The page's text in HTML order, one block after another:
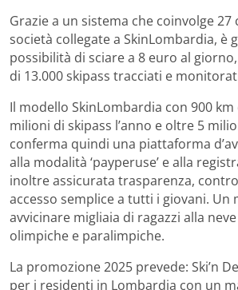
Grazie a un sistema che coinvolge
società collegate a SkinLombardia, è
possibilità di sciare a 8 euro al
di 13.000 skipass tracciati e
Il modello SkinLombardia con 900 km
milioni di skipass l’anno e oltre 5
conferma quindi una piattaforma
alla modalità ‘payperuse’ e alla
inoltre assicurata trasparenza,
accesso semplice a tutti i giovani.
avvicinare migliaia di ragazzi alla
olimpiche e paralimpiche.
La promozione 2025 prevede: Ski’n
per i residenti in Lombardia con un